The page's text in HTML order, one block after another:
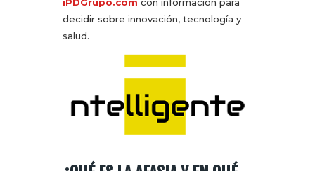
iPDGrupo.com con información para
decidir sobre innovación, tecnología y
salud.